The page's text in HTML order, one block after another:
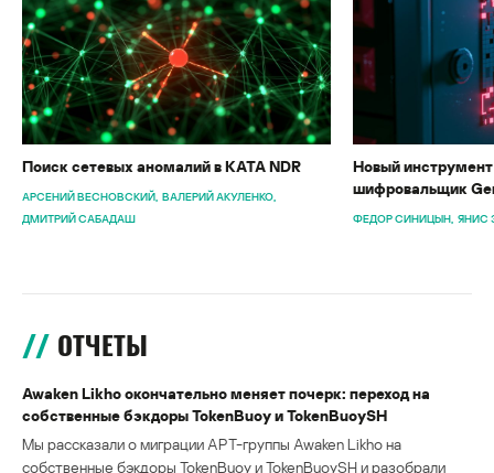
Поиск сетевых аномалий в KATA NDR
АРСЕНИЙ ВЕСНОВСКИЙ ВАЛЕРИЙ АКУЛЕНКО
ДМИТРИЙ САБАДАШ
Новый
шифровальщик
ФЕДОР СИНИЦЫН ЯНИС
ОТЧЕТЫ
Awaken Likho окончательно меняет почерк: переход на
собственные бэкдоры TokenBuoy и TokenBuoySH
Мы рассказали о миграции APT-группы Awaken Likho на
собственные бэкдоры TokenBuoy и TokenBuoySH и разобрали